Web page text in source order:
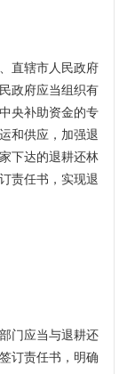
直辖市人民政府
政府应当组织有
央补助资金的专
和供应，加强退
下达的退耕还林
责任书，实现退
门应当与退耕还
订责任书，明确